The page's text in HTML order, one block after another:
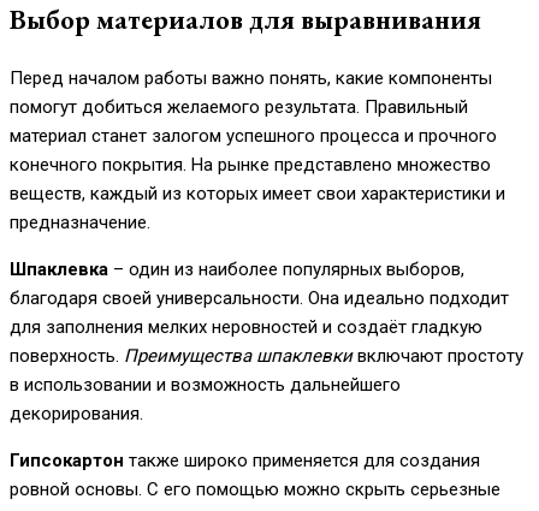
Выбор материалов для выравнивания
Перед началом работы важно понять, какие компоненты
помогут добиться желаемого результата. Правильный
материал станет залогом успешного процесса и прочного
конечного покрытия. На рынке представлено множество
веществ, каждый из которых имеет свои характеристики и
предназначение.
Шпаклевка – один из наиболее популярных выборов,
благодаря своей универсальности. Она идеально подходит
для заполнения мелких неровностей и создаёт гладкую
поверхность. Преимущества шпаклевкивключают простоту
в использовании и возможность дальнейшего
декорирования.
Гипсокартон также широко применяется для создания
ровной основы. С его помощью можно скрыть серьезные